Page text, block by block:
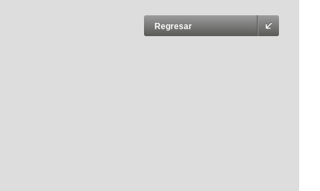
Regresar